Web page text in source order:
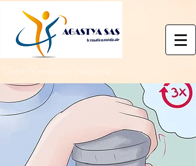
Votre Formation médicale